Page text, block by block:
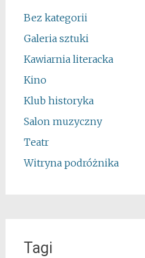
Bez kategorii
Galeria sztuki
Kawiarnia literacka
Kino
Klub historyka
Salon muzyczny
Teatr
Witryna podróżnika
Tagi